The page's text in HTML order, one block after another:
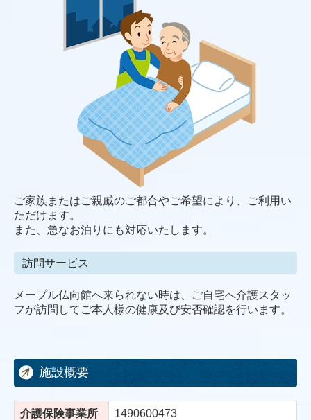
ご家族またはご親戚のご都合やご希望により、ご利用い
ただけます。
また、急なお泊りにも対応いたします。
訪問サービス
メープル仏向館へ来られない時は、ご自宅へ介護スタッ
フが訪問して ご本人様の健康及び安否確認を行います。
施設概要
介護保険事業所
1490600473